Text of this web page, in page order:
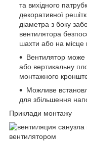
та вихідного
декоративної
діаметра з боку
вентилятора
шахти або на місце
Вентилятор може
або вертикальну
монтажного
Можливе
для збільшення
Приклади монтажу